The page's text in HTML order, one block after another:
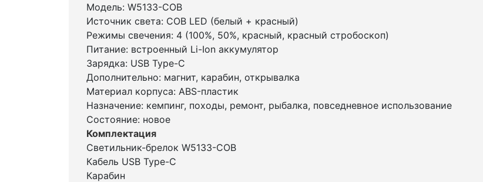
Модель: W5133-COB
Источник света: COB LED (белый + красный)
Режимы свечения: 4 (100%, 50%, красный, красный стробоскоп)
Питание: встроенный Li-Ion аккумулятор
Зарядка: USB Type-C
Дополнительно: магнит, карабин, открывалка
Материал корпуса: ABS-пластик
Назначение: кемпинг, походы, ремонт, рыбалка, повседневное использование
Состояние: новое
Комплектация
Светильник-брелок W5133-COB
Кабель USB Type-C
Карабин